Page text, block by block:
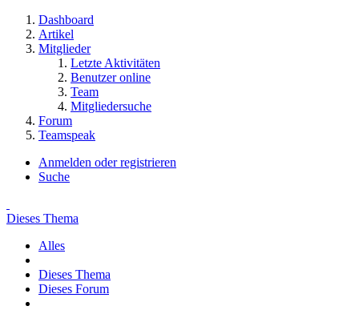
Dashboard
Artikel
Mitglieder
Letzte Aktivitäten
Benutzer online
Team
Mitgliedersuche
Forum
Teamspeak
Anmelden oder registrieren
Suche
Dieses Thema
Alles
Dieses Thema
Dieses Forum